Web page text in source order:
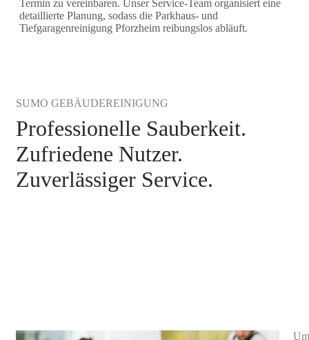
Termin zu vereinbaren. Unser Service-Team organisiert eine
detaillierte Planung, sodass die Parkhaus- und
Tiefgaragenreinigung Pforzheim reibungslos abläuft.
SUMO GEBÄUDEREINIGUNG
Professionelle Sauberkeit.
Zufriedene Nutzer.
Zuverlässiger Service.